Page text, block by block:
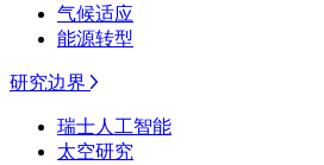
气候适应
能源转型
研究边界
瑞士人工智能
太空研究